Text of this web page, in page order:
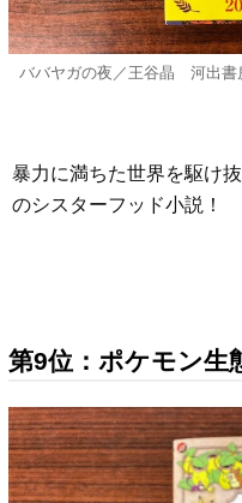
ババヤガの夜／王谷晶 河出書
暴力に満ちた世界を駆け
のシスターフッド小説！
第9位：ポケモン生